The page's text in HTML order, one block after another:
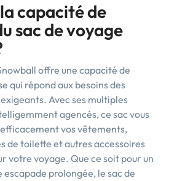
capacité de
sac de voyage
offre une capacité de
qui répond aux besoins des
Avec ses multiples
agencés, ce sac vous
vos vêtements,
de toilette et autres accessoires
votre voyage. Que ce soit pour un
escapade prolongée, le sac de